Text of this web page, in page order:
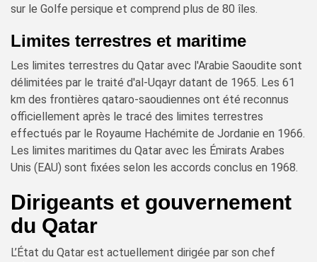
sur le Golfe persique et comprend plus de 80 îles.
Limites terrestres et maritime
Les limites terrestres du Qatar avec l'Arabie Saoudite sont
délimitées par le traité d'al-Uqayr datant de 1965. Les 61
km des frontières qataro-saoudiennes ont été reconnus
officiellement après le tracé des limites terrestres
effectués par le Royaume Hachémite de Jordanie en 1966.
Les limites maritimes du Qatar avec les Émirats Arabes
Unis (EAU) sont fixées selon les accords conclus en 1968.
Dirigeants et gouvernement
du Qatar
L’État du Qatar est actuellement dirigée par son chef